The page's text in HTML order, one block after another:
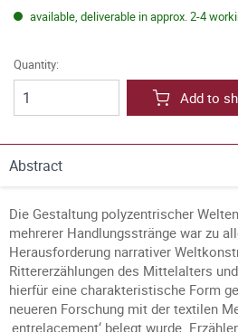
available, deliverable in approx. 2-4
Quantity:
Add to
Abstract
Die Gestaltung polyzentrischer
mehrerer Handlungsstränge war zu
Herausforderung narrativer
Rittererzählungen des Mittelalters
hierfür eine charakteristische Form
neueren Forschung mit der textilen
‚entrelacement‘ belegt wurde.